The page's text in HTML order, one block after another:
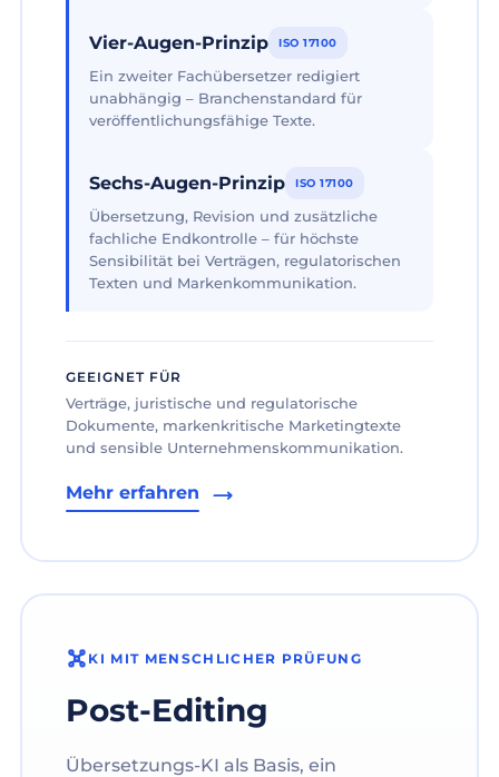
Vier-Augen-Prinzip ISO 17100
Ein zweiter Fachübersetzer redigiert
unabhängig – Branchenstandard für
veröffentlichungsfähige Texte.
Sechs-Augen-Prinzip ISO 17100
Übersetzung, Revision und zusätzliche
fachliche Endkontrolle – für höchste
Sensibilität bei Verträgen, regulatorischen
Texten und Markenkommunikation.
GEEIGNET FÜR
Verträge, juristische und regulatorische
Dokumente, markenkritische Marketingtexte
und sensible Unternehmenskommunikation.
Mehr erfahren
KI MIT MENSCHLICHER PRÜFUNG
Post-Editing
Übersetzungs-KI als Basis, ein